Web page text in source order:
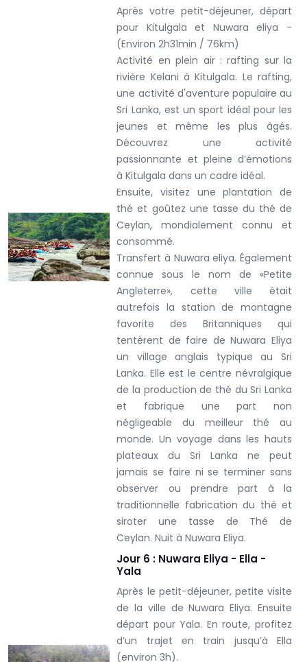
Après votre petit-déjeuner, départ
pour Kitulgala et Nuwara eliya -
(Environ 2h31min / 76km)
Activité en plein air : rafting sur la
rivière Kelani à Kitulgala. Le rafting,
une activité d'aventure populaire au
Sri Lanka, est un sport idéal pour les
jeunes et même les plus âgés.
Découvrez une activité
passionnante et pleine d’émotions
à Kitulgala dans un cadre idéal.
Ensuite, visitez une plantation de
thé et goûtez une tasse du thé de
Ceylan, mondialement connu et
consommé.
Transfert à Nuwara eliya. Également
connue sous le nom de «Petite
Angleterre», cette ville était
autrefois la station de montagne
favorite des Britanniques qui
tentèrent de faire de Nuwara Eliya
un village anglais typique au Sri
Lanka. Elle est le centre névralgique
de la production de thé du Sri Lanka
et fabrique une part non
négligeable du meilleur thé au
monde. Un voyage dans les hauts
plateaux du Sri Lanka ne peut
jamais se faire ni se terminer sans
observer ou prendre part à la
traditionnelle fabrication du thé et
siroter une tasse de Thé de
Ceylan.Nuit à Nuwara Eliya.
Jour 6 : Nuwara Eliya - Ella -
Yala
Après le petit-déjeuner, petite visite
de la ville de Nuwara Eliya. Ensuite
départ pour Yala. En route, profitez
d’un trajet en train jusqu’à Ella
(environ 3h).